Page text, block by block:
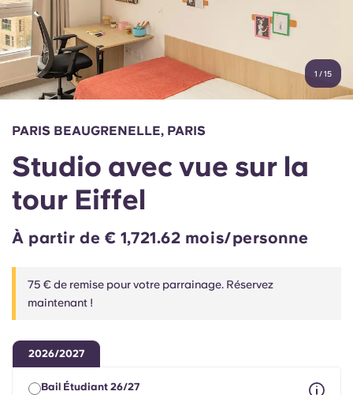
Compte Langue
English (GB)
Chinese
Español
Sélectionnez un pays
Se connecter
Réservez maintenant
Portuguese
1 /15
PARIS BEAUGRENELLE, PARIS
Studio avec vue sur la
tour Eiffel
À partir de € 1,721.62 mois/personne
75 € de remise pour votre parrainage. Réservez
maintenant !
2026/2027
Bail Étudiant 26/27